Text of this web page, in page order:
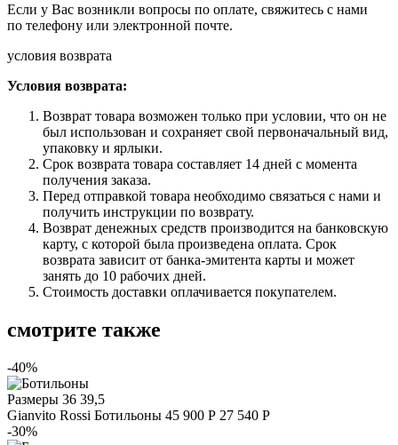
Если у Вас возникли вопросы по оплате, свяжитесь с нами
по телефону или электронной почте.
условия возврата
Условия возврата:
Возврат товара возможен только при условии, что он не
был использован и сохраняет свой первоначальный вид,
упаковку и ярлыки.
Срок возврата товара составляет 14 дней с момента
получения заказа.
Перед отправкой товара необходимо связаться с нами и
получить инструкции по возврату.
Возврат денежных средств производится на банковскую
карту, с которой была произведена оплата. Срок
возврата зависит от банка-эмитента карты и может
занять до 10 рабочих дней.
Стоимость доставки оплачивается покупателем.
смотрите также
-40%
Размеры 36 39,5
Gianvito Rossi Ботильоны 45 900 Р 27 540 Р
-30%